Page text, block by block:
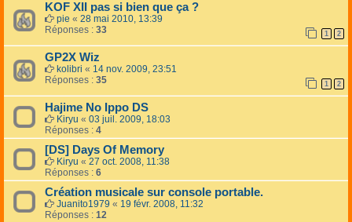
KOF XII pas si bien que ça ?
pie « 28 mai 2010, 13:39
Réponses : 33 1 2
GP2X Wiz
kolibri « 14 nov. 2009, 23:51
Réponses : 35 1 2
Hajime No Ippo DS
Kiryu « 03 juil. 2009, 18:03
Réponses : 4
[DS] Days Of Memory
Kiryu « 27 oct. 2008, 11:38
Réponses : 6
Création musicale sur console portable.
Juanito1979 « 19 févr. 2008, 11:32
Réponses : 12